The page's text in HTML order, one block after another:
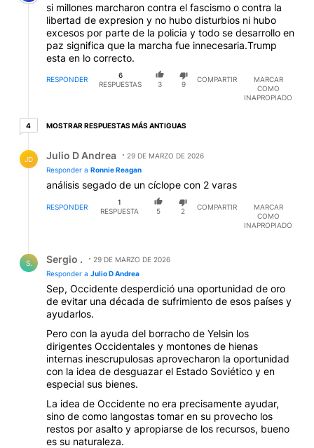
si millones marcharon contra el fascismo o contra la
libertad de expresion y no hubo disturbios ni hubo
excesos por parte de la policia y todo se desarrollo en
paz significa que la marcha fue innecesaria.Trump
esta en lo correcto.
RESPONDER
6
RESPUESTAS
3 9
COMPARTIR
MARCAR
COMO
INAPROPIADO
44 respuestas más antiguas
MOSTRAR RESPUESTAS MÁS ANTIGUAS
JD Julio D Andrea
29 DE MARZO DE 2026
Responder a Ronnie Reagan
análisis segado de un cíclope con 2 varas
RESPONDER
1
RESPUESTA
5 2
COMPARTIR
MARCAR
COMO
INAPROPIADO
S. Sergio .
29 DE MARZO DE 2026
Responder a Julio D Andrea
Sep, Occidente desperdició una oportunidad de oro
de evitar una década de sufrimiento de esos países y
ayudarlos.
Pero con la ayuda del borracho de Yelsin los
dirigentes Occidentales y montones de hienas
internas inescrupulosas aprovecharon la oportunidad
con la idea de desguazar el Estado Soviético y en
especial sus bienes.
La idea de Occidente no era precisamente ayudar,
sino de como langostas tomar en su provecho los
restos por asalto y apropiarse de los recursos, bueno
es su naturaleza.